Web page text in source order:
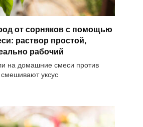
от сорняков с помощью
раствор простой,
рабочий
на домашние смеси против
уксус